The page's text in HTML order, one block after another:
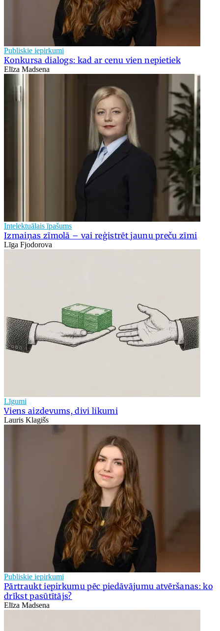
Publiskie iepirkumi
Konkursa dialogs: kad ar cenu vien nepietiek
Elīza Madsena
Intelektuālais īpašums
Izmaiņas zīmolā – vai reģistrēt jaunu preču zīmi
Līga Fjodorova
Līgumi
Viens aizdevums, divi likumi
Lauris Klagišs
Publiskie iepirkumi
Pārtraukt iepirkumu pēc piedāvājumu atvēršanas: ko
drīkst pasūtītājs?
Elīza Madsena